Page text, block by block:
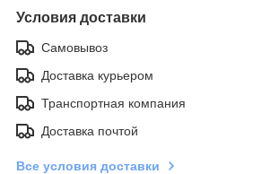
Условия доставки
Самовывоз
Доставка курьером
Транспортная компания
Доставка почтой
Все условия доставки